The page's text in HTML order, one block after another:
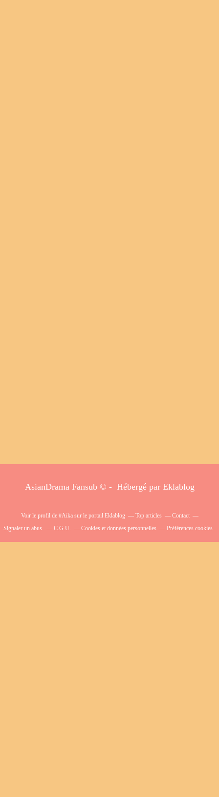
AsianDrama Fansub © - Hébergé par Eklablog
Voir le profil de #Aikasur le portail Eklablog Top articles
Contact
Signaler un abus
C.G.U. Cookies et données personnelles Préférences cookies